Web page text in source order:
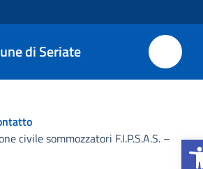
di Seriate
civile sommozzatori F.I.P.S.A.S. –